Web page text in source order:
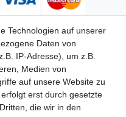
Technologien auf unserer
Daten von
IP-Adresse), um z.B.
Medien von
auf unsere Website zu
erst durch gesetzte
die wir in den